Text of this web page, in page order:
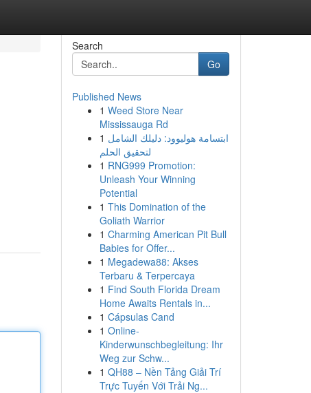
Search
Go
Published News
1 Weed Store Near
Mississauga Rd
1 ابتسامة هوليوود: دليلك الشامل
لتحقيق الحلم
1 RNG999 Promotion:
Unleash Your Winning
Potential
1 This Domination of the
Goliath Warrior
1 Charming American Pit Bull
Babies for Offer...
1 Megadewa88: Akses
Terbaru & Terpercaya
1 Find South Florida Dream
Home Awaits Rentals in...
1 Cápsulas Cand
1 Online-
Kinderwunschbegleitung: Ihr
Weg zur Schw...
1 QH88 – Nền Tảng Giải Trí
Trực Tuyến Với Trải Ng...